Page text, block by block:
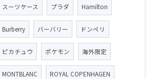
スーツケース プラダ Hamilton
Burberry バーバリー ドンペリ
ピカチュウ ポケモン 海外限定
MONTBLANC ROYAL COPENHAGEN